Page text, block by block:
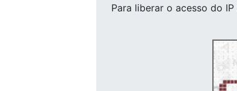
Para liberar o acesso do IP